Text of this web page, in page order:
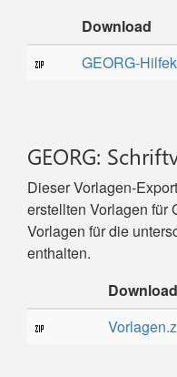
Download
GEORG-
GEORG:
Dieser Vorlagen-
erstellten Vorlagen für
Vorlagen für die
enthalten.
Download